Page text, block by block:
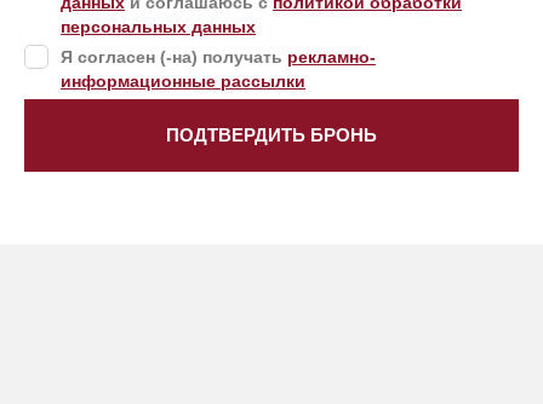
персональных данных
Я согласен (-на) получать рекламно-
информационные рассылки
ПОДТВЕРДИТЬ БРОНЬ